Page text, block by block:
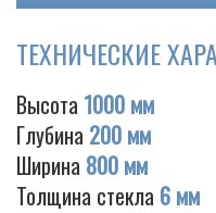
Cigarette
ТЕХНИЧЕСКИЕ
Высота 1000 мм
Глубина 200 мм
Ширина 800 мм
Толщина стекла 6 мм